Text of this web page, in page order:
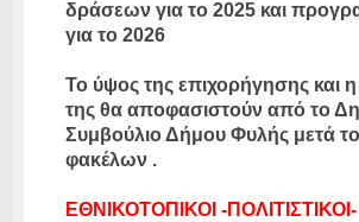
δράσεων για το 2025 και
για το 2026
Το ύψος της επιχορήγησης και
της θα αποφασιστούν από το
Συμβούλιο Δήμου Φυλής μετά
φακέλων .
ΕΘΝΙΚΟΤΟΠΙΚΟΙ -ΠΟΛΙΤΙΣΤΙΚΟΙ-